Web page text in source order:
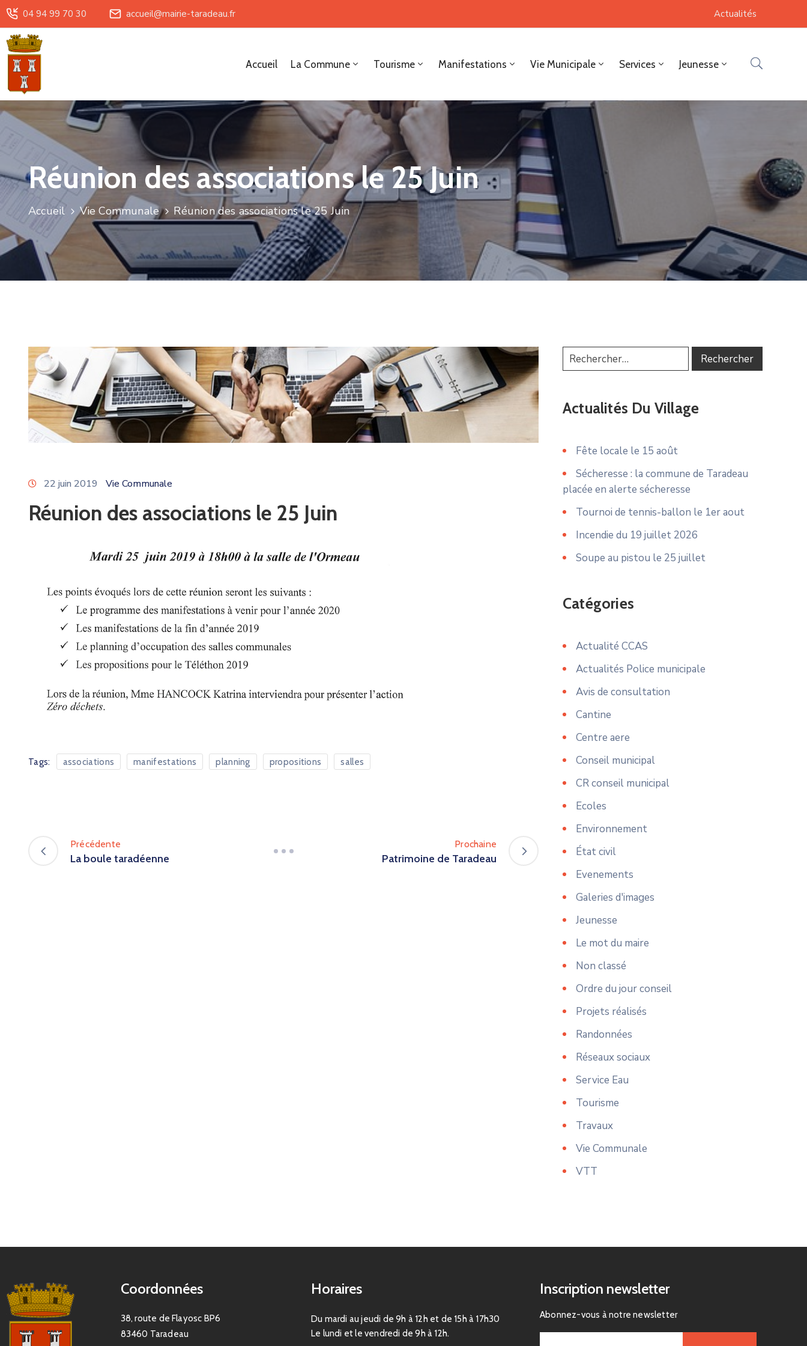
04 94 99 70 30 accueil@mairie-taradeau.fr Actualités
Accueil La Commune Tourisme Manifestations Vie Municipale Services Jeunesse
Réunion des associations le 25 Juin
Accueil Vie Communale Réunion des associations le 25 Juin
22 juin 2019 Vie Communale
Réunion des associations le 25 Juin
Tags: associations manifestations planning propositions salles
Précédente
La boule taradéenne
Prochaine
Patrimoine de Taradeau
Actualités Du Village
Fête locale le 15 août
Sécheresse : la commune de Taradeau
placée en alerte sécheresse
Tournoi de tennis-ballon le 1er aout
Incendie du 19 juillet 2026
Soupe au pistou le 25 juillet
Catégories
Actualité CCAS
Actualités Police municipale
Avis de consultation
Cantine
Centre aere
Conseil municipal
CR conseil municipal
Ecoles
Environnement
État civil
Evenements
Galeries d'images
Jeunesse
Le mot du maire
Non classé
Ordre du jour conseil
Projets réalisés
Randonnées
Réseaux sociaux
Service Eau
Tourisme
Travaux
Vie Communale
VTT
Coordonnées
38, route de Flayosc BP6
83460 Taradeau
Horaires
Du mardi au jeudi de 9h à 12h et de 15h à 17h30
Le lundi et le vendredi de 9h à 12h.
Inscription newsletter
Abonnez-vous à notre newsletter